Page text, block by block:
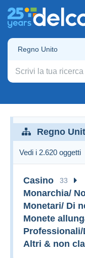
Regno Unito
Regno
Vedi i 2.620 oggetti
Casino 33
Monarchia/
Monetari/ Di
Monete
Altri & non